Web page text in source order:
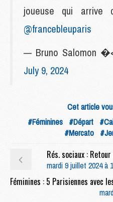
joueuse qui arrive
@francebleuparis
— Bruno Salomon
July 9, 2024
Cet article
#Féminines #Départ
#Mercato
mardi 9 juillet 2024 à